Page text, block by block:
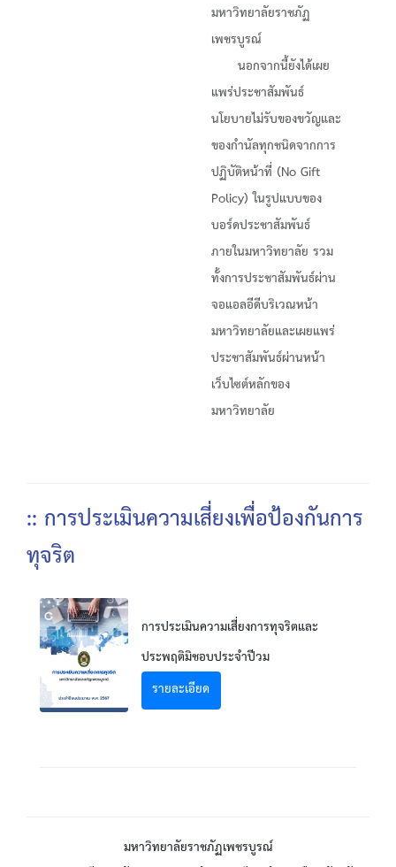
มหาวิทยาลัยราชภัฏ
เพชรบูรณ์
นอกจากนี้ยังได้เผย
แพร่ประชาสัมพันธ์
นโยบายไม่รับของขวัญและ
ของกำนัลทุกชนิดจากการ
ปฏิบัติหน้าที่ (No Gift
Policy) ในรูปแบบของ
บอร์ดประชาสัมพันธ์
ภายในมหาวิทยาลัย รวม
ทั้งการประชาสัมพันธ์ผ่าน
จอแอลอีดีบริเวณหน้า
มหาวิทยาลัยและเผยแพร่
ประชาสัมพันธ์ผ่านหน้า
เว็บไซต์หลักของ
มหาวิทยาลัย
:: การประเมินความเสี่ยงเพื่อป้องกันการ
ทุจริต
การประเมินความเสี่ยงการทุจริตและ
ประพฤติมิชอบประจำปีวม
รายละเอียด
มหาวิทยาลัยราชภัฏเพชรบูรณ์